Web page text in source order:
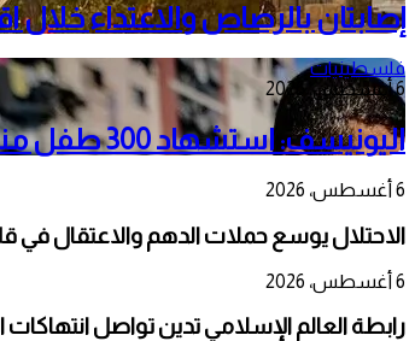
إصابتان بالرصاص والاعتداء خلال
فلسطينيات
6 أغسطس، 2026
اليونيسف: استشهاد 300 طفل منذ وقف إطلاق النار في غزة
6 أغسطس، 2026
الاحتلال يوسع حملات الدهم والاعتقال في
6 أغسطس، 2026
رابطة العالم الإسلامي تدين تواصل